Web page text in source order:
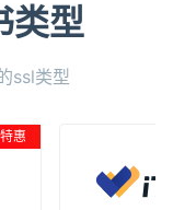
类型
ssl类型
惠